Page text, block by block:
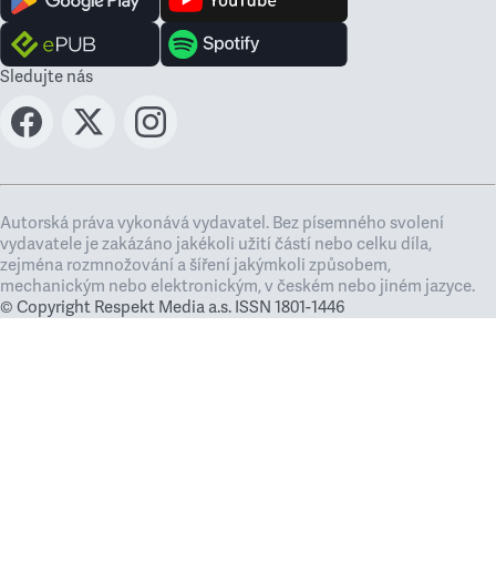
Sledujte nás
Autorská práva vykonává vydavatel. Bez písemného svolení
vydavatele je zakázáno jakékoli užití částí nebo celku díla,
zejména rozmnožování a šíření jakýmkoli způsobem,
mechanickým nebo elektronickým, v českém nebo jiném jazyce.
© Copyright Respekt Media a.s. ISSN 1801-1446